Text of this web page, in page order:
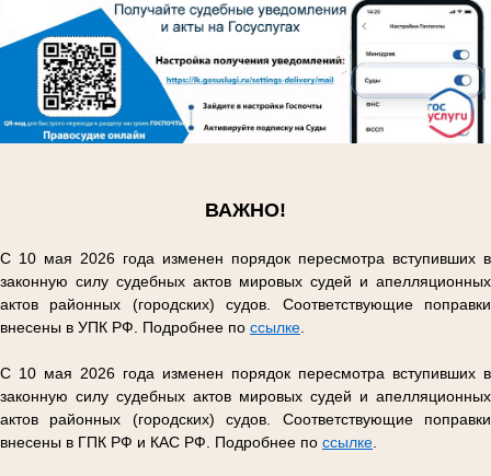
ВАЖНО!
С 10 мая 2026 года изменен порядок пересмотра вступивших в
законную силу судебных актов мировых судей и апелляционных
актов районных (городских) судов. Соответствующие поправки
внесены в УПК РФ. Подробнее по ссылке
С 10 мая 2026 года изменен порядок пересмотра вступивших в
законную силу судебных актов мировых судей и апелляционных
актов районных (городских) судов. Соответствующие поправки
внесены в ГПК РФ и КАС РФ. Подробнее по ссылке